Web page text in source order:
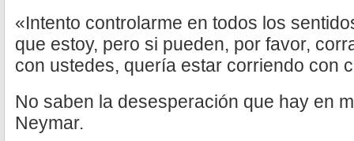
«Intento controlarme en todos los
que estoy, pero si pueden, por favor,
con ustedes, quería estar corriendo con
No saben la desesperación que hay en
Neymar.